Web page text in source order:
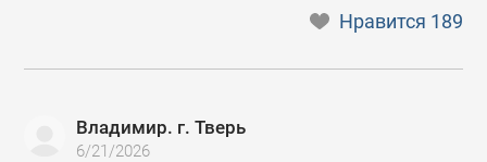
Нравится 189
Владимир. г. Тверь
6/21/2026